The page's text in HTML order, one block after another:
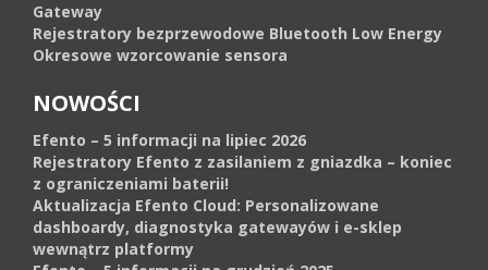
Gateway
Rejestratory bezprzewodowe Bluetooth Low Energy
Okresowe wzorcowanie sensora
NOWOŚCI
Efento – 5 informacji na lipiec 2026
Rejestratory Efento z zasilaniem z gniazdka – koniec
z ograniczeniami baterii!
Aktualizacja Efento Cloud: Personalizowane
dashboardy, diagnostyka gatewayów i e-sklep
wewnątrz platformy